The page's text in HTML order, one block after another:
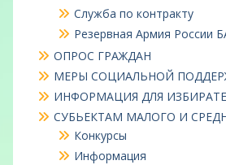
Служба по контракту
Резервная Армия России
ОПРОС ГРАЖДАН
МЕРЫ СОЦИАЛЬНОЙ
ИНФОРМАЦИЯ ДЛЯ
СУБЬЕКТАМ МАЛОГО И
Конкурсы
Информация